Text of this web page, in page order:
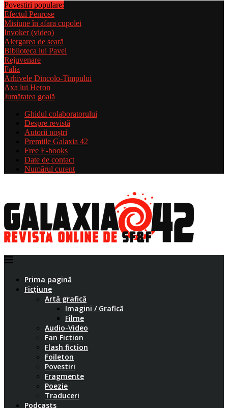
Povestiri populare:
Efectul Penrose
Misiune în afara cupolei
Invoker (video)
Alergarea de seară
Biblioteca lui Pavel
Rejuvenare
Falia
Arhivele Dincolo-Timpului
Axa lui Heron
Jumătatea goală
Ghidul colaboratorului
Despre revistă
Autorii noștri
Premiile Galaxia 42
Free E-books
Date de contact
Numărul curent
Prima pagină
Ficțiune
Artă grafică
Imagini / Grafică
Filme
Audio-Video
Fan Fiction
Flash fiction
Foileton
Povestiri
Fragmente
Poezie
Traduceri
Podcasts